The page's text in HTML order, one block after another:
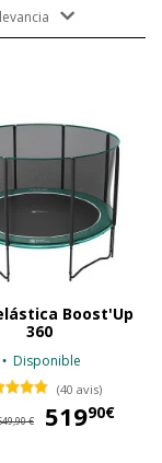
Boost'Up
360
Disponible
(40 avis)
€ 51990€